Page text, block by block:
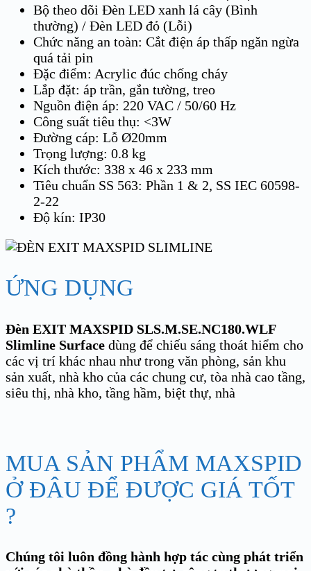
Bộ theo dõi Đèn LED xanh lá cây (Bình
thường) / Đèn LED đỏ (Lỗi)
Chức năng an toàn: Cắt điện áp thấp ngăn ngừa
quá tải pin
Đặc điểm: Acrylic đúc chống cháy
Lắp đặt: áp trần, gắn tường, treo
Nguồn điện áp: 220 VAC / 50/60 Hz
Công suất tiêu thụ: <3W
Đường cáp: Lỗ Ø20mm
Trọng lượng: 0.8 kg
Kích thước: 338 x 46 x 233 mm
Tiêu chuẩn SS 563: Phần 1 & 2, SS IEC 60598-
2-22
Độ kín: IP30
ỨNG DỤNG
Đèn EXIT MAXSPID SLS.M.SE.NC180.WLF
Slimline Surface dùng để chiếu sáng thoát hiểm cho
các vị trí khác nhau như trong văn phòng, sản khu
sản xuất, nhà kho của các chung cư, tòa nhà cao tầng,
siêu thị, nhà kho, tầng hầm, biệt thự, nhà
MUA SẢN PHẨM MAXSPID
Ở ĐÂU ĐỂ ĐƯỢC GIÁ TỐT
?
Chúng tôi luôn đồng hành hợp tác cùng phát triển